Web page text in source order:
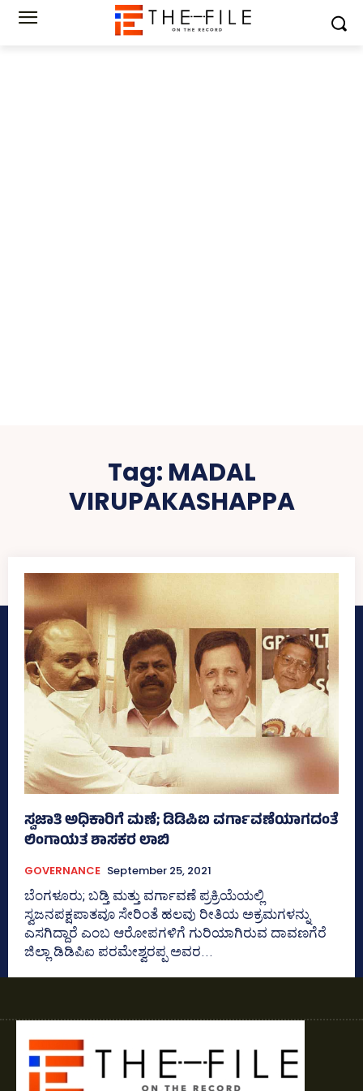
Tag: MADAL
VIRUPAKASHAPPA
ಸ್ವಜಾತಿ ಅಧಿಕಾರಿಗೆ ಮಣೆ; ಡಿಡಿಪಿಐ ವರ್ಗಾವಣೆಯಾಗದಂತೆ
ಲಿಂಗಾಯತ ಶಾಸಕರ ಲಾಬಿ
GOVERNANCE September 25, 2021
ಬೆಂಗಳೂರು; ಬಡ್ತಿ ಮತ್ತು ವರ್ಗಾವಣೆ ಪ್ರಕ್ರಿಯೆಯಲ್ಲಿ
ಸ್ವಜನಪಕ್ಷಪಾತವೂ ಸೇರಿಂತೆ ಹಲವು ರೀತಿಯ ಅಕ್ರಮಗಳನ್ನು
ಎಸಗಿದ್ದಾರೆ ಎಂಬ ಆರೋಪಗಳಿಗೆ ಗುರಿಯಾಗಿರುವ ದಾವಣಗೆರೆ
ಜಿಲ್ಲಾ ಡಿಡಿಪಿಐ ಪರಮೇಶ್ವರಪ್ಪ ಅವರ...